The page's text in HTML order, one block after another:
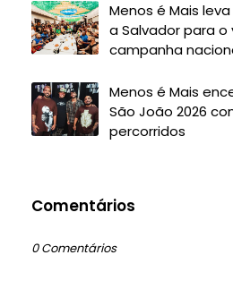
Menos é Mais
a Salvador para
campanha
Menos é Mais
São João 2026
percorridos
Comentários
0 Comentários